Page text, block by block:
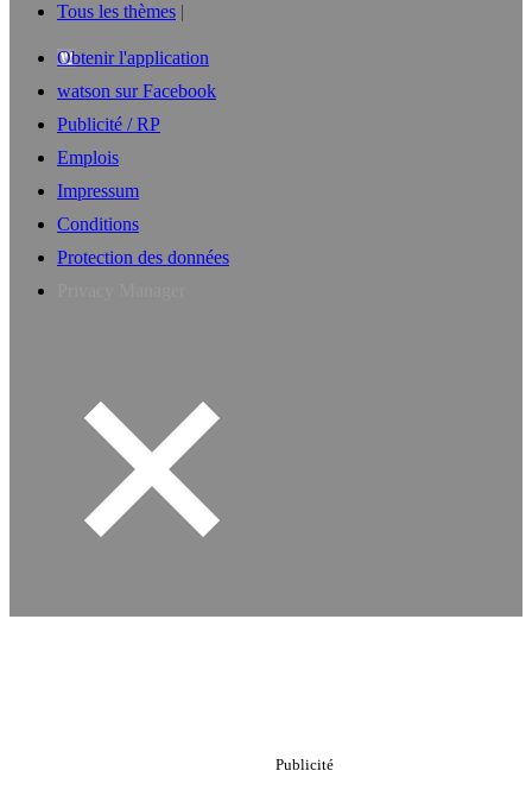
Tous les thèmes
Obtenir l'application
watson sur Facebook
Publicité / RP
Emplois
Impressum
Conditions
Protection des données